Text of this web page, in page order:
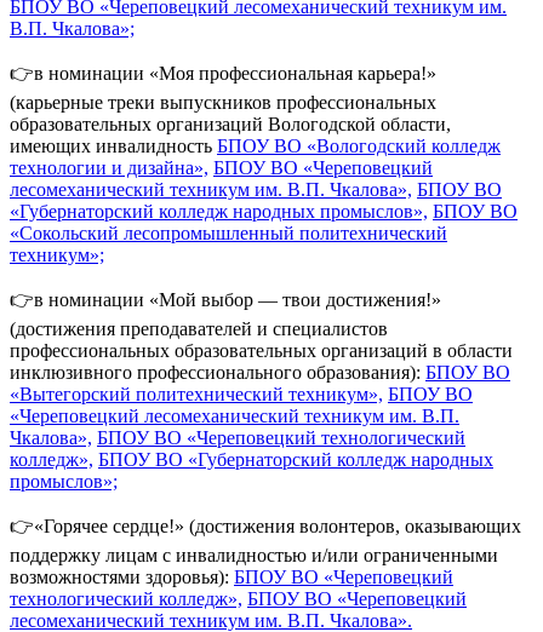
БПОУ ВО «Череповецкий лесомеханический техникум им.
В.П. Чкалова»;
👉в номинации «Моя профессиональная карьера!»
(карьерные треки выпускников профессиональных
образовательных организаций Вологодской области,
имеющих инвалидность БПОУ ВО «Вологодский колледж
технологии и дизайна», БПОУ ВО «Череповецкий
лесомеханический техникум им. В.П. Чкалова», БПОУ ВО
«Губернаторский колледж народных промыслов», БПОУ ВО
«Сокольский лесопромышленный политехнический
техникум»;
👉в номинации «Мой выбор — твои достижения!»
(достижения преподавателей и специалистов
профессиональных образовательных организаций в области
инклюзивного профессионального образования): БПОУ ВО
«Вытегорский политехнический техникум», БПОУ ВО
«Череповецкий лесомеханический техникум им. В.П.
Чкалова», БПОУ ВО «Череповецкий технологический
колледж», БПОУ ВО «Губернаторский колледж народных
промыслов»;
👉«Горячее сердце!» (достижения волонтеров, оказывающих
поддержку лицам с инвалидностью и/или ограниченными
возможностями здоровья): БПОУ ВО «Череповецкий
технологический колледж», БПОУ ВО «Череповецкий
лесомеханический техникум им. В.П. Чкалова».